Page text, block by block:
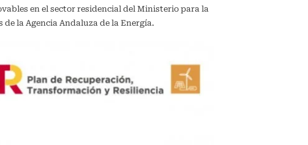
en el sector residencial del Ministerio para la
la Agencia Andaluza de la Energía.